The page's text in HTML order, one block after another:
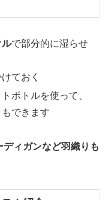
ルで部分的に湿らせ
ておく
ボトルを使って、
できます
ディガンなど羽織りも